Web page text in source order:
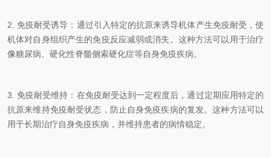
2. 免疫耐受诱导：通过引入特定的抗原来诱导机体产生免疫耐受，使
机体对自身组织产生的免疫反应减弱或消失。这种方法可以用于治疗
像糖尿病、硬化性脊髓侧索硬化症等自身免疫疾病。
3. 免疫耐受维持：在免疫耐受达到一定程度后，通过定期应用特定的
抗原来维持免疫耐受状态，防止自身免疫疾病的复发。这种方法可以
用于长期治疗自身免疫疾病，并维持患者的病情稳定。